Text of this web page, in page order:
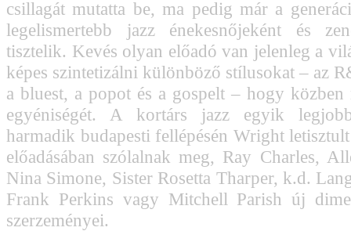
csillagát mutatta be, ma pedig már a
legelismertebb jazz énekesnőjeként és
tisztelik. Kevés olyan előadó van jelenleg a
képes szintetizálni különböző stílusokat – az
a bluest, a popot és a gospelt – hogy közben
egyéniségét. A kortárs jazz egyik
harmadik budapesti fellépésén Wright letisztult
előadásában szólalnak meg, Ray Charles,
Nina Simone, Sister Rosetta Tharper, k.d.
Frank Perkins vagy Mitchell Parish új
szerzeményei.